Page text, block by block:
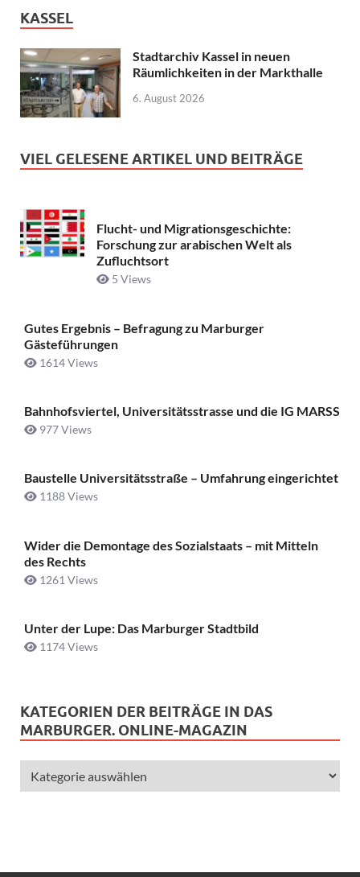
KASSEL
Stadtarchiv Kassel in neuen
Räumlichkeiten in der Markthalle
6. August 2026
VIEL GELESENE ARTIKEL UND BEITRÄGE
Flucht- und Migrationsgeschichte:
Forschung zur arabischen Welt als
Zufluchtsort
5 Views
Gutes Ergebnis – Befragung zu Marburger
Gästeführungen
1614 Views
Bahnhofsviertel, Universitätsstrasse und die IG MARSS
977 Views
Baustelle Universitätsstraße ­– Umfahrung eingerichtet
1188 Views
Wider die Demontage des Sozialstaats – mit Mitteln
des Rechts
1261 Views
Unter der Lupe: Das Marburger Stadtbild
1174 Views
KATEGORIEN DER BEITRÄGE IN DAS
MARBURGER. ONLINE-MAGAZIN